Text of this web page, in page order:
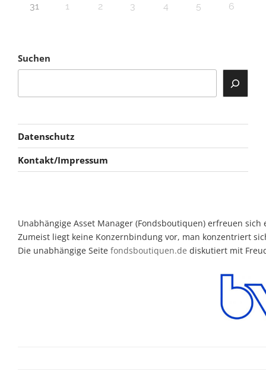
31 1 2 3 4 5 6
Suchen
Datenschutz
Kontakt/Impressum
Unabhängige Asset Manager (Fondsboutiquen) erfreuen
Zumeist liegt keine Konzernbindung vor, man konzentriert
Die unabhängige Seite fondsboutiquen.de diskutiert mit